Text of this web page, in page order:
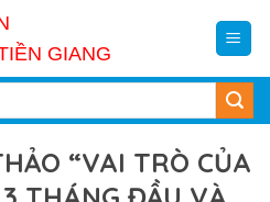
GIANG
“VAI TRÒ CỦA